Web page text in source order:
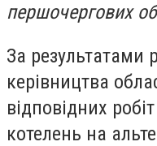
першочергових
За результатами
керівництва
відповідних
котелень на